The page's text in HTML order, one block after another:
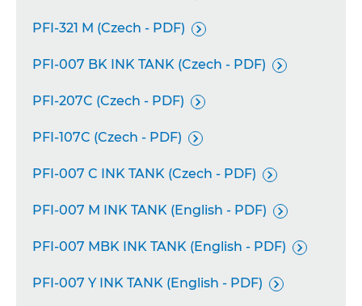
PFI-321 M (Czech - PDF) 
PFI-007 BK INK TANK (Czech - PDF) 
PFI-207C (Czech - PDF) 
PFI-107C (Czech - PDF) 
PFI-007 C INK TANK (Czech - PDF) 
PFI-007 M INK TANK (English - PDF) 
PFI-007 MBK INK TANK (English - PDF) 
PFI-007 Y INK TANK (English - PDF) 